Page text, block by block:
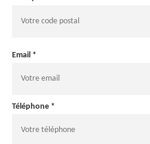
Email *
Téléphone *